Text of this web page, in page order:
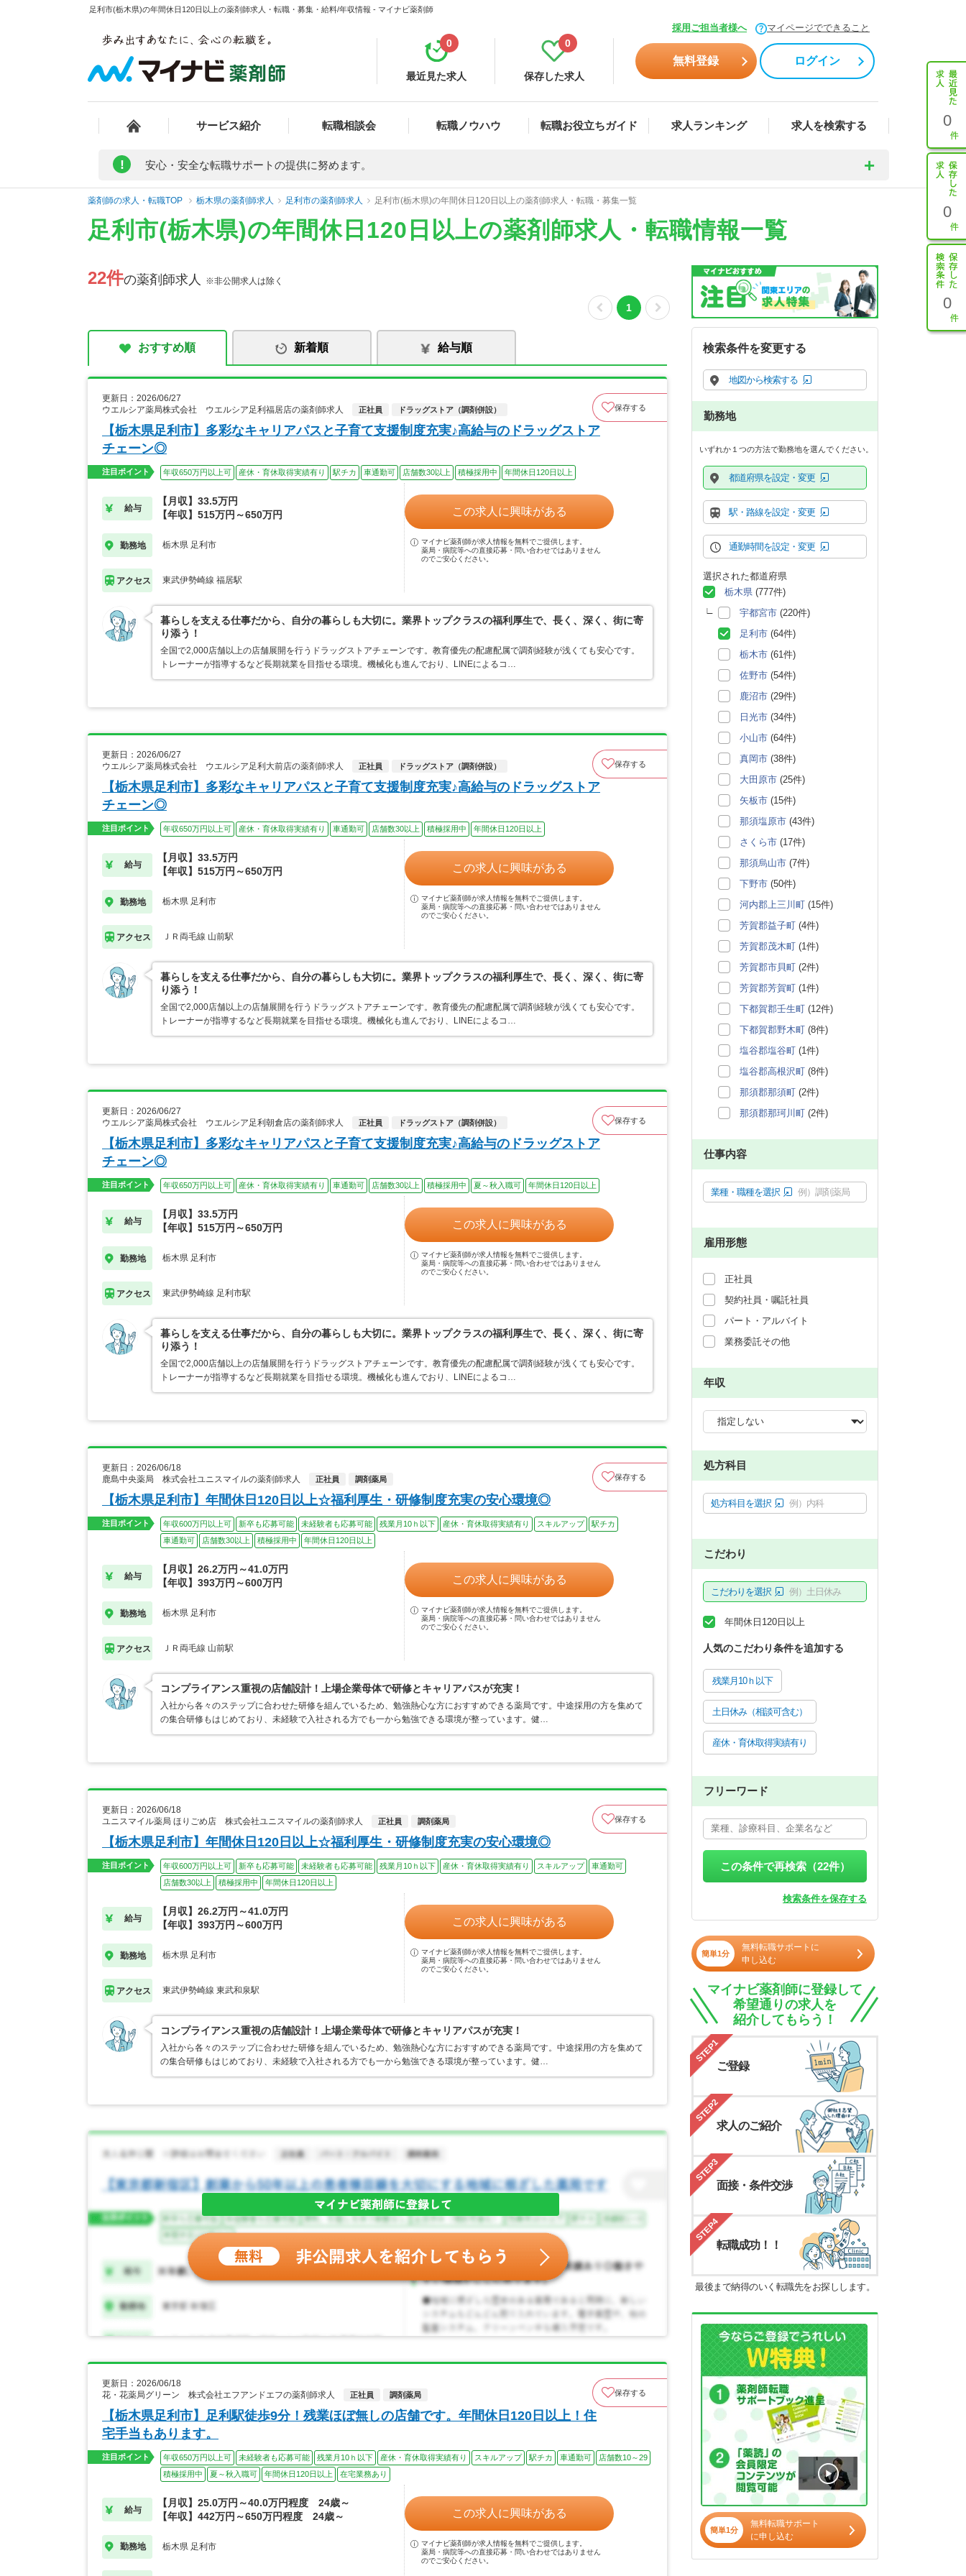
足利市(栃木県)の年間休日120日以上の薬剤師求人・転職・募集・給料/年収情報 - マイナビ薬剤師
採用ご担当者様へ マイページでできること
最近見た求人
0
保存した求人
0
無料登録 ログイン
サービス紹介 転職相談会 転職ノウハウ 転職お役立ちガイド 求人ランキング 求人を検索する 0
0
0
! 安心・安全な転職サポートの提供に努めます。
薬剤師の求人・転職TOP 栃木県の薬剤師求人 足利市の薬剤師求人 足利市(栃木県)の年間休日120日以上の薬剤師求人・転職・募集一覧
足利市(栃木県)の年間休日120日以上の薬剤師求人・転職情報一覧
22件の薬剤師求人 ※非公開求人は除く
1
おすすめ順 新着順 給与順
更新日：2026/06/27
ウエルシア薬局株式会社 ウエルシア足利福居店の薬剤師求人
正社員 ドラッグストア（調剤併設） 保存する
【栃木県足利市】多彩なキャリアパスと子育て支援制度充実♪高給与のドラッグストア
チェーン◎
注目ポイント 年収650万円以上可 産休・育休取得実績有り 駅チカ 車通勤可 店舗数30以上 積極採用中 年間休日120日以上
給与
【月収】33.5万円
【年収】515万円～650万円
勤務地 栃木県 足利市
アクセス 東武伊勢崎線 福居駅
この求人に興味がある
マイナビ薬剤師が求人情報を無料でご提供します。
薬局・病院等への直接応募・問い合わせではありません
のでご安心ください。
暮らしを支える仕事だから、自分の暮らしも大切に。業界トップクラスの福利厚生で、長く、深く、街に寄
り添う！
全国で2,000店舗以上の店舗展開を行うドラッグストアチェーンです。教育優先の配慮配属で調剤経験が浅くても安心です。
トレーナーが指導するなど長期就業を目指せる環境。機械化も進んでおり、LINEによるコ…
更新日：2026/06/27
ウエルシア薬局株式会社 ウエルシア足利大前店の薬剤師求人
正社員 ドラッグストア（調剤併設） 保存する
【栃木県足利市】多彩なキャリアパスと子育て支援制度充実♪高給与のドラッグストア
チェーン◎
注目ポイント 年収650万円以上可 産休・育休取得実績有り 車通勤可 店舗数30以上 積極採用中 年間休日120日以上
給与
【月収】33.5万円
【年収】515万円～650万円
勤務地 栃木県 足利市
アクセス ＪＲ両毛線 山前駅
この求人に興味がある
マイナビ薬剤師が求人情報を無料でご提供します。
薬局・病院等への直接応募・問い合わせではありません
のでご安心ください。
暮らしを支える仕事だから、自分の暮らしも大切に。業界トップクラスの福利厚生で、長く、深く、街に寄
り添う！
全国で2,000店舗以上の店舗展開を行うドラッグストアチェーンです。教育優先の配慮配属で調剤経験が浅くても安心です。
トレーナーが指導するなど長期就業を目指せる環境。機械化も進んでおり、LINEによるコ…
更新日：2026/06/27
ウエルシア薬局株式会社 ウエルシア足利朝倉店の薬剤師求人
正社員 ドラッグストア（調剤併設） 保存する
【栃木県足利市】多彩なキャリアパスと子育て支援制度充実♪高給与のドラッグストア
チェーン◎
注目ポイント 年収650万円以上可 産休・育休取得実績有り 車通勤可 店舗数30以上 積極採用中 夏～秋入職可 年間休日120日以上
給与
【月収】33.5万円
【年収】515万円～650万円
勤務地 栃木県 足利市
アクセス 東武伊勢崎線 足利市駅
この求人に興味がある
マイナビ薬剤師が求人情報を無料でご提供します。
薬局・病院等への直接応募・問い合わせではありません
のでご安心ください。
暮らしを支える仕事だから、自分の暮らしも大切に。業界トップクラスの福利厚生で、長く、深く、街に寄
り添う！
全国で2,000店舗以上の店舗展開を行うドラッグストアチェーンです。教育優先の配慮配属で調剤経験が浅くても安心です。
トレーナーが指導するなど長期就業を目指せる環境。機械化も進んでおり、LINEによるコ…
更新日：2026/06/18
鹿島中央薬局 株式会社ユニスマイルの薬剤師求人
正社員 調剤薬局 保存する
【栃木県足利市】年間休日120日以上☆福利厚生・研修制度充実の安心環境◎
注目ポイント 年収600万円以上可 新卒も応募可能 未経験者も応募可能 残業月10ｈ以下 産休・育休取得実績有り スキルアップ
駅チカ
車通勤可
店舗数30以上 積極採用中 年間休日120日以上
給与
【月収】26.2万円～41.0万円
【年収】393万円～600万円
勤務地 栃木県 足利市
アクセス ＪＲ両毛線 山前駅
この求人に興味がある
マイナビ薬剤師が求人情報を無料でご提供します。
薬局・病院等への直接応募・問い合わせではありません
のでご安心ください。
コンプライアンス重視の店舗設計！上場企業母体で研修とキャリアパスが充実！
入社から各々のステップに合わせた研修を組んでいるため、勉強熱心な方におすすめできる薬局です。中途採用の方を集めて
の集合研修もはじめており、未経験で入社される方でも一から勉強できる環境が整っています。健…
更新日：2026/06/18
ユニスマイル薬局 ほりごめ店 株式会社ユニスマイルの薬剤師求人
正社員 調剤薬局 保存する
【栃木県足利市】年間休日120日以上☆福利厚生・研修制度充実の安心環境◎
注目ポイント 年収600万円以上可 新卒も応募可能 未経験者も応募可能 残業月10ｈ以下 産休・育休取得実績有り スキルアップ
車通勤可
店舗数30以上
積極採用中 年間休日120日以上
給与
【月収】26.2万円～41.0万円
【年収】393万円～600万円
勤務地 栃木県 足利市
アクセス 東武伊勢崎線 東武和泉駅
この求人に興味がある
マイナビ薬剤師が求人情報を無料でご提供します。
薬局・病院等への直接応募・問い合わせではありません
のでご安心ください。
コンプライアンス重視の店舗設計！上場企業母体で研修とキャリアパスが充実！
入社から各々のステップに合わせた研修を組んでいるため、勉強熱心な方におすすめできる薬局です。中途採用の方を集めて
の集合研修もはじめており、未経験で入社される方でも一から勉強できる環境が整っています。健…
更新日：2026/06/18
花・花薬局グリーン 株式会社エフアンドエフの薬剤師求人
正社員 調剤薬局 保存する
【栃木県足利市】足利駅徒歩9分！残業ほぼ無しの店舗です。年間休日120日以上！住
宅手当もあります。
注目ポイント 年収650万円以上可 未経験者も応募可能 残業月10ｈ以下 産休・育休取得実績有り スキルアップ 駅チカ 車通勤可
店舗数10～29
積極採用中
夏～秋入職可 年間休日120日以上 在宅業務あり
給与
【月収】25.0万円～40.0万円程度 24歳～
【年収】442万円～650万円程度 24歳～
勤務地 栃木県 足利市
この求人に興味がある
マイナビ薬剤師が求人情報を無料でご提供します。
薬局・病院等への直接応募・問い合わせではありません
のでご安心ください。
検索条件を変更する
地図から検索する
勤務地
いずれか１つの方法で勤務地を選んでください。
都道府県を設定・変更
駅・路線を設定・変更
通勤時間を設定・変更
選択された都道府県
栃木県 (777件)
宇都宮市 (220件)
足利市 (64件)
栃木市 (61件)
佐野市 (54件)
鹿沼市 (29件)
日光市 (34件)
小山市 (64件)
真岡市 (38件)
大田原市 (25件)
矢板市 (15件)
那須塩原市 (43件)
さくら市 (17件)
那須烏山市 (7件)
下野市 (50件)
河内郡上三川町 (15件)
芳賀郡益子町 (4件)
芳賀郡茂木町 (1件)
芳賀郡市貝町 (2件)
芳賀郡芳賀町 (1件)
下都賀郡壬生町 (12件)
下都賀郡野木町 (8件)
塩谷郡塩谷町 (1件)
塩谷郡高根沢町 (8件)
那須郡那須町 (2件)
那須郡那珂川町 (2件)
仕事内容
業種・職種を選択 例）調剤薬局
雇用形態
正社員
契約社員・嘱託社員
パート・アルバイト
業務委託その他
年収
処方科目
処方科目を選択 例）内科
こだわり
こだわりを選択 例）土日休み
年間休日120日以上
人気のこだわり条件を追加する
残業月10ｈ以下
土日休み（相談可含む）
産休・育休取得実績有り
フリーワード
この条件で再検索（22件）
検索条件を保存する
簡単1分
無料転職サポートに
申し込む
マイナビ薬剤師に登録して
希望通りの求人を
紹介してもらう！
STEP1
ご登録
STEP2
求人のご紹介
STEP3
面接・条件交渉
STEP4
転職成功！！
最後まで納得のいく転職先をお探しします。
簡単1分
無料転職サポート
に申し込む